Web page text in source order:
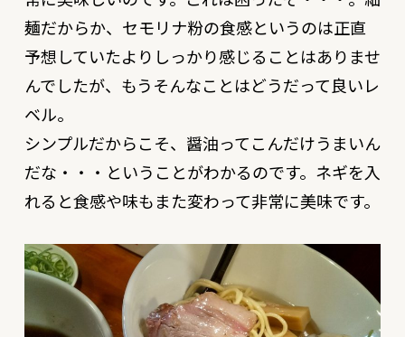
麺だからか、セモリナ粉の食感というのは正直
予想していたよりしっかり感じることはありませ
んでしたが、もうそんなことはどうだって良いレ
ベル。
シンプルだからこそ、醤油ってこんだけうまいん
だな・・・ということがわかるのです。ネギを入
れると食感や味もまた変わって非常に美味です。